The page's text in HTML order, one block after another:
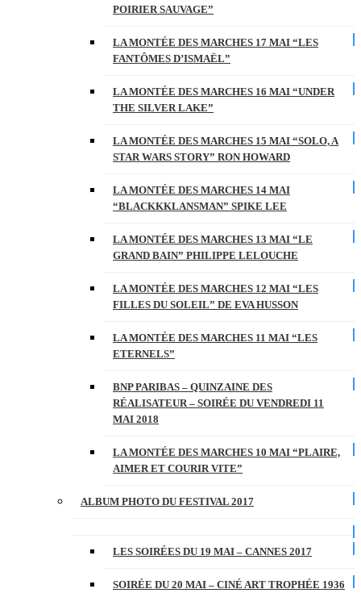
POIRIER SAUVAGE”
LA MONTÉE DES MARCHES 17 MAI “LES
FANTÔMES D’ISMAËL”
LA MONTÉE DES MARCHES 16 MAI “UNDER
THE SILVER LAKE”
LA MONTÉE DES MARCHES 15 MAI “SOLO, A
STAR WARS STORY” RON HOWARD
LA MONTÉE DES MARCHES 14 MAI
“BLACKKKLANSMAN” SPIKE LEE
LA MONTÉE DES MARCHES 13 MAI “LE
GRAND BAIN” PHILIPPE LELOUCHE
LA MONTÉE DES MARCHES 12 MAI “LES
FILLES DU SOLEIL” DE EVA HUSSON
LA MONTÉE DES MARCHES 11 MAI “LES
ETERNELS”
BNP PARIBAS – QUINZAINE DES
RÉALISATEUR – SOIRÉE DU VENDREDI 11
MAI 2018
LA MONTÉE DES MARCHES 10 MAI “PLAIRE,
AIMER ET COURIR VITE”
ALBUM PHOTO DU FESTIVAL 2017
LES SOIRÉES DU 19 MAI – CANNES 2017
SOIRÉE DU 20 MAI – CINÉ ART TROPHÉE 1936